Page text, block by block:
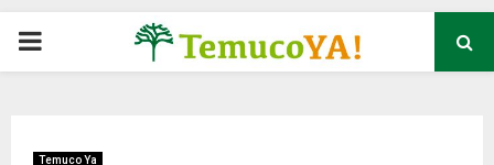
P
Temuco Ya